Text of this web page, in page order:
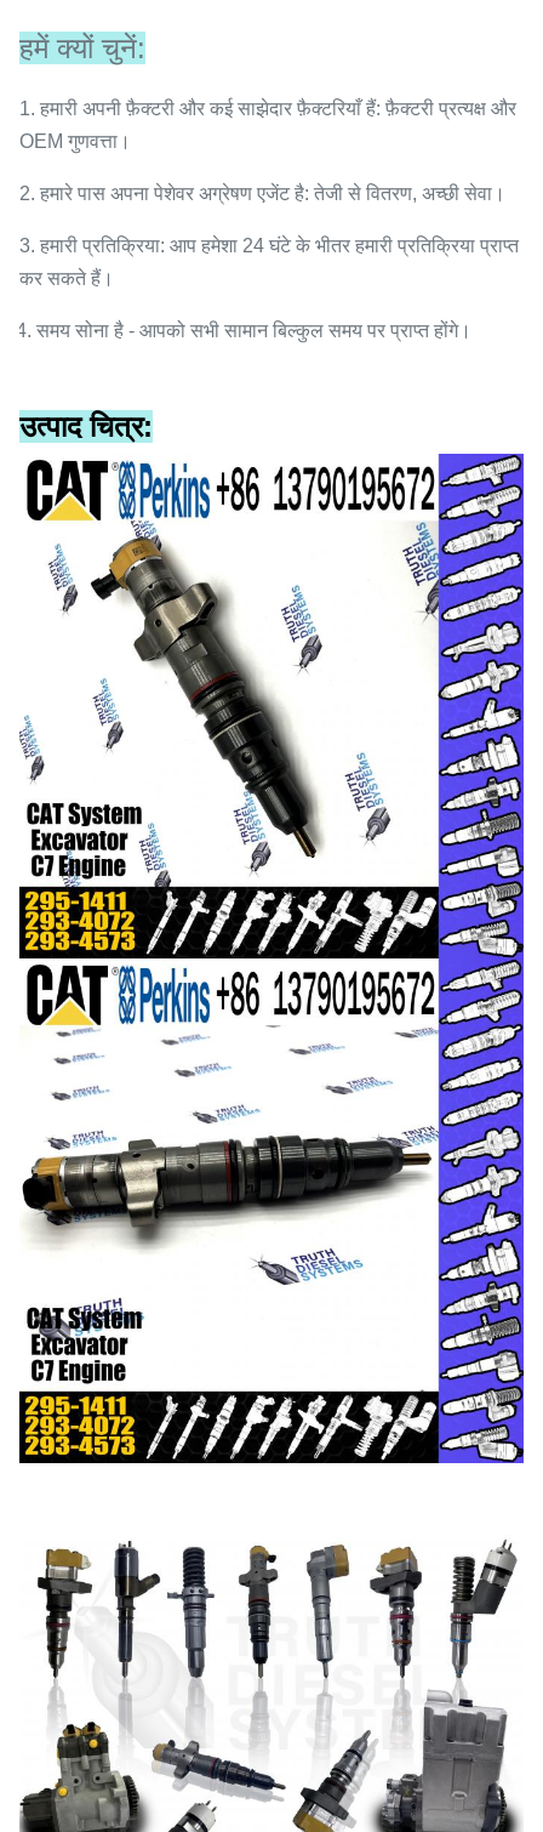
हमें क्यों चुनें:
1. हमारी अपनी फ़ैक्टरी और कई साझेदार फ़ैक्टरियाँ हैं: फ़ैक्टरी प्रत्यक्ष और
OEM गुणवत्ता।
2. हमारे पास अपना पेशेवर अग्रेषण एजेंट है: तेजी से वितरण, अच्छी सेवा।
3. हमारी प्रतिक्रिया: आप हमेशा 24 घंटे के भीतर हमारी प्रतिक्रिया प्राप्त
कर सकते हैं।
4. समय सोना है - आपको सभी सामान बिल्कुल समय पर प्राप्त होंगे।
उत्पाद चित्र: